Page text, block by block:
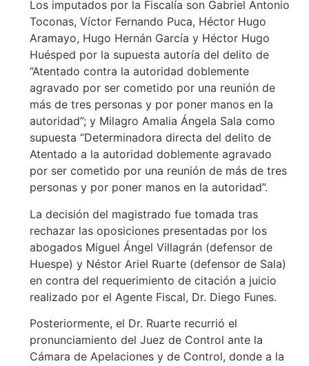
Los imputados por la Fiscalía son Gabriel Antonio
Toconas, Víctor Fernando Puca, Héctor Hugo
Aramayo, Hugo Hernán García y Héctor Hugo
Huésped por la supuesta autoría del delito de
“Atentado contra la autoridad doblemente
agravado por ser cometido por una reunión de
más de tres personas y por poner manos en la
autoridad”; y Milagro Amalia Ángela Sala como
supuesta “Determinadora directa del delito de
Atentado a la autoridad doblemente agravado
por ser cometido por una reunión de más de tres
personas y por poner manos en la autoridad”.
La decisión del magistrado fue tomada tras
rechazar las oposiciones presentadas por los
abogados Miguel Ángel Villagrán (defensor de
Huespe) y Néstor Ariel Ruarte (defensor de Sala)
en contra del requerimiento de citación a juicio
realizado por el Agente Fiscal, Dr. Diego Funes.
Posteriormente, el Dr. Ruarte recurrió el
pronunciamiento del Juez de Control ante la
Cámara de Apelaciones y de Control, donde a la